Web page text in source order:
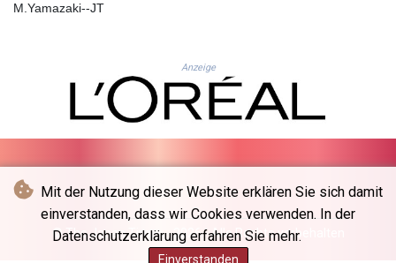
Mit der Nutzung dieser Website erklären Sie sich damit
einverstanden, dass wir Cookies verwenden. In der
Datenschutzerklärung erfahren Sie mehr.
Einverstanden
1644.468592
KWD 0.356651
KYD 0.960607
KZT 540.904411
LAK
26056.345982
103219.381749
LKR 386.741231
LRD 208.05232
LSL 18.909879
M.Yamazaki--JT
Anzeige
© The Japan Times - 2026 - Alle Rechte vorbehalten